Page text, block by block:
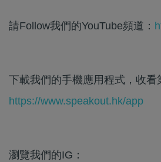
請Follow我們的YouTube頻道：
下載我們的手機應用程式，收看
https://www.speakout.hk/app
瀏覽我們的IG：